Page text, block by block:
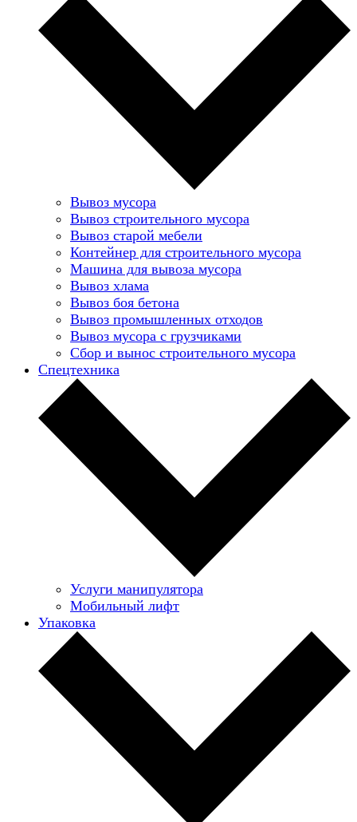
Вывоз мусора
Вывоз строительного мусора
Вывоз старой мебели
Контейнер для строительного мусора
Машина для вывоза мусора
Вывоз хлама
Вывоз боя бетона
Вывоз промышленных отходов
Вывоз мусора с грузчиками
Сбор и вынос строительного мусора
Спецтехника
Услуги манипулятора
Мобильный лифт
Упаковка